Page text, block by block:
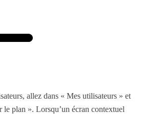
allez dans « Mes utilisateurs » et
plan ». Lorsqu’un écran contextuel